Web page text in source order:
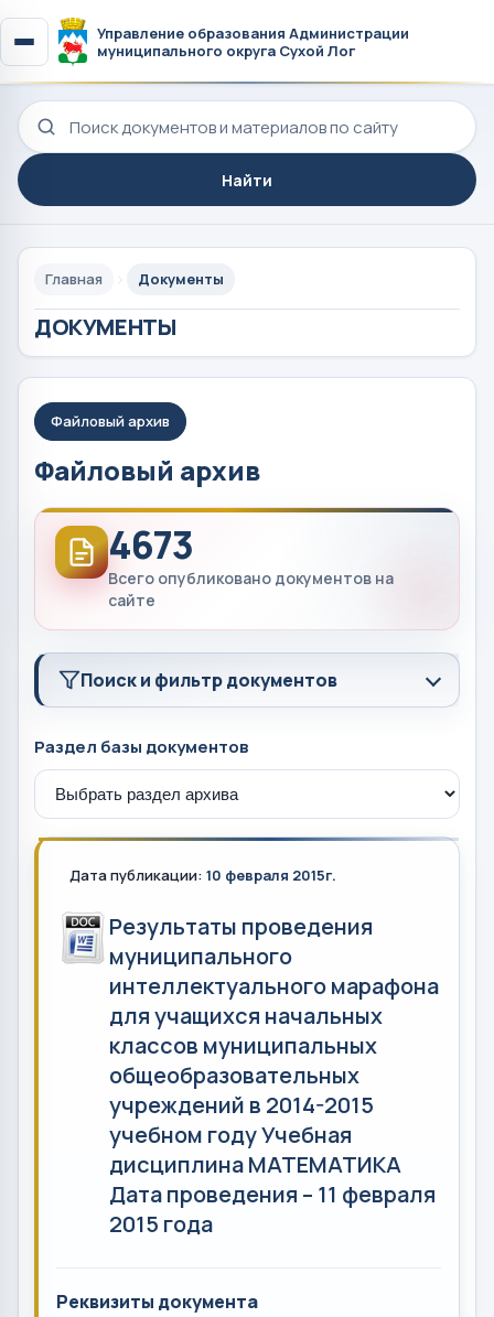
Управление образования Администрации
муниципального округа Сухой Лог
Поиск по сайту
Найти
Главная Документы
ДОКУМЕНТЫ
Файловый архив
Файловый архив
4673
Всего опубликовано документов на
сайте
Поиск и фильтр документов
Раздел базы документов
Дата публикации: 10 февраля 2015г.
Результаты проведения
муниципального
интеллектуального марафона
для учащихся начальных
классов муниципальных
общеобразовательных
учреждений в 2014-2015
учебном году Учебная
дисциплина МАТЕМАТИКА
Дата проведения – 11 февраля
2015 года
Реквизиты документа